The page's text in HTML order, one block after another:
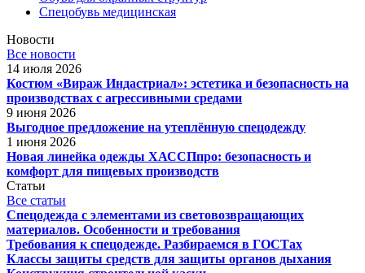
Спецобувь медицинская
Новости
Все новости
14 июля 2026
Костюм «Вираж Индастриал»: эстетика и безопасность на
производствах с агрессивными средами
9 июня 2026
Выгодное предложение на утеплённую спецодежду
1 июня 2026
Новая линейка одежды ХАССПпро: безопасность и
комфорт для пищевых производств
Статьи
Все статьи
Спецодежда с элементами из световозвращающих
материалов. Особенности и требования
Требования к спецодежде. Разбираемся в ГОСТах
Классы защиты средств для защиты органов дыхания